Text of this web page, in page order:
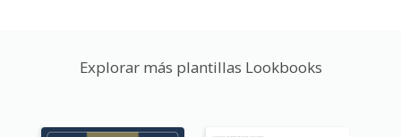
Explorar más plantillas Lookbooks